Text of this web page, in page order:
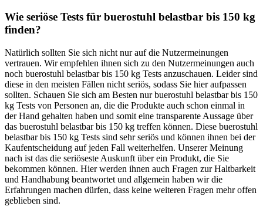
Wie seriöse Tests für buerostuhl belastbar bis 150 kg
finden?
Natürlich sollten Sie sich nicht nur auf die Nutzermeinungen
vertrauen. Wir empfehlen ihnen sich zu den Nutzermeinungen auch
noch buerostuhl belastbar bis 150 kg Tests anzuschauen. Leider sind
diese in den meisten Fällen nicht seriös, sodass Sie hier aufpassen
sollten. Schauen Sie sich am Besten nur buerostuhl belastbar bis 150
kg Tests von Personen an, die die Produkte auch schon einmal in
der Hand gehalten haben und somit eine transparente Aussage über
das buerostuhl belastbar bis 150 kg treffen können. Diese buerostuhl
belastbar bis 150 kg Tests sind sehr seriös und können ihnen bei der
Kaufentscheidung auf jeden Fall weiterhelfen. Unserer Meinung
nach ist das die seriöseste Auskunft über ein Produkt, die Sie
bekommen können. Hier werden ihnen auch Fragen zur Haltbarkeit
und Handhabung beantwortet und allgemein haben wir die
Erfahrungen machen dürfen, dass keine weiteren Fragen mehr offen
geblieben sind.